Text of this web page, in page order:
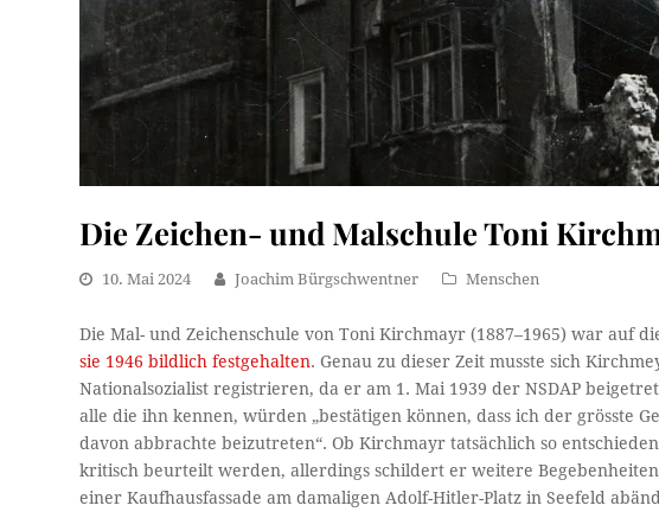
Die Zeichen- und Malschule Toni
10. Mai 2024 Joachim Bürgschwentner Menschen
Die Mal- und Zeichenschule von Toni Kirchmayr (1887–1965) war auf
sie 1946 bildlich festgehalten. Genau zu dieser Zeit musste sich
Nationalsozialist registrieren, da er am 1. Mai 1939 der NSDAP
alle die ihn kennen, würden „bestätigen können, dass ich der grösste
davon abbrachte beizutreten“. Ob Kirchmayr tatsächlich so
kritisch beurteilt werden, allerdings schildert er weitere
einer Kaufhausfassade am damaligen Adolf-Hitler-Platz in Seefeld